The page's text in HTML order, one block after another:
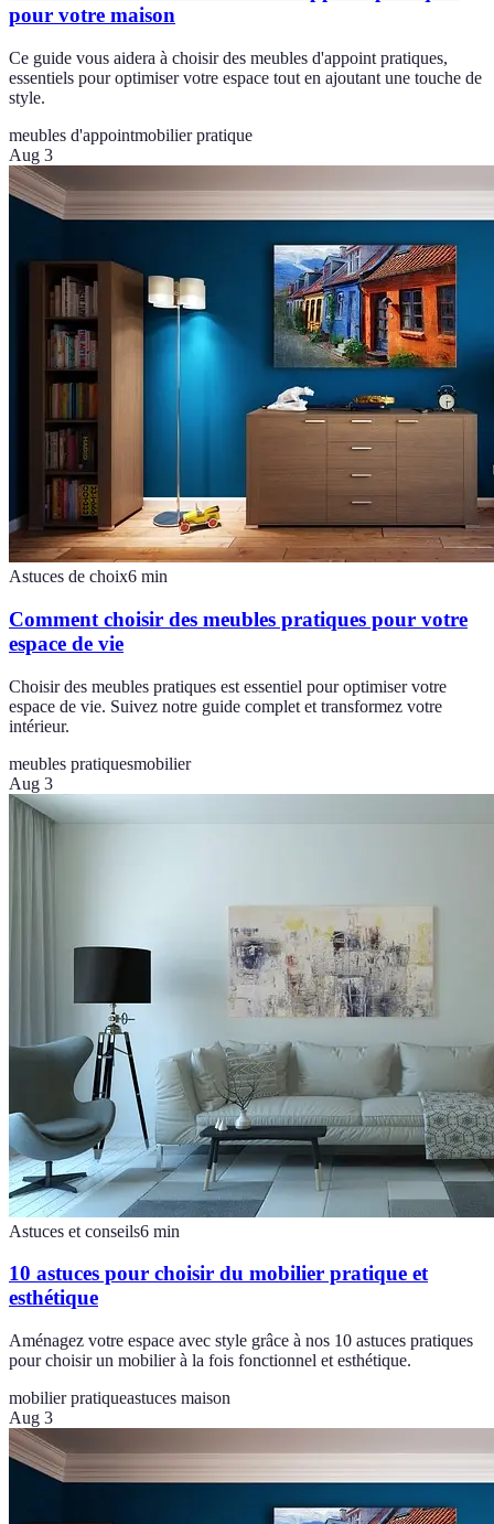
pour votre maison
Ce guide vous aidera à choisir des meubles d'appoint pratiques,
essentiels pour optimiser votre espace tout en ajoutant une touche de
style.
meubles d'appointmobilier pratique
Aug 3
Astuces de choix6 min
Comment choisir des meubles pratiques pour votre
espace de vie
Choisir des meubles pratiques est essentiel pour optimiser votre
espace de vie. Suivez notre guide complet et transformez votre
intérieur.
meubles pratiquesmobilier
Aug 3
Astuces et conseils6 min
10 astuces pour choisir du mobilier pratique et
esthétique
Aménagez votre espace avec style grâce à nos 10 astuces pratiques
pour choisir un mobilier à la fois fonctionnel et esthétique.
mobilier pratiqueastuces maison
Aug 3